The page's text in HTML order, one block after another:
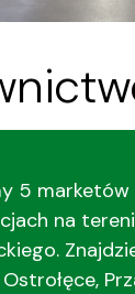
5
na